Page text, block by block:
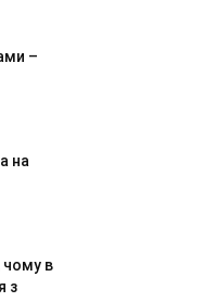
–
на
чому в
з